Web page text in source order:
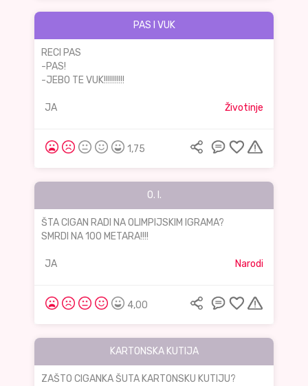
PAS I VUK
RECI PAS
-PAS!
-JEBO TE VUK!!!!!!!!!!
JA Životinje
1,75
O. I.
ŠTA CIGAN RADI NA OLIMPIJSKIM IGRAMA?
SMRDI NA 100 METARA!!!!
JA Narodi
4,00
KARTONSKA KUTIJA
ZAŠTO CIGANKA ŠUTA KARTONSKU KUTIJU?